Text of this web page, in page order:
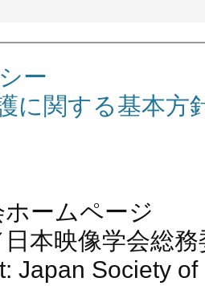
ー
に関する基本方
ームページ
本映像学会総
Japan Society of